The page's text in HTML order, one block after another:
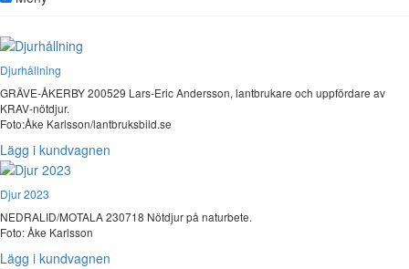
Djurhållning
GRÄVE-ÅKERBY 200529 Lars-Eric Andersson, lantbrukare och uppfördare av
KRAV-nötdjur.
Foto:Åke Karlsson/lantbruksbild.se
Lägg i kundvagnen
Djur 2023
NEDRALID/MOTALA 230718 Nötdjur på naturbete.
Foto: Åke Karlsson
Lägg i kundvagnen